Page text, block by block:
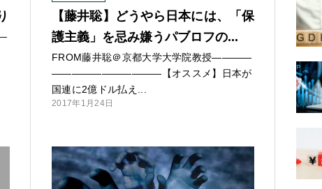
【藤井聡】どうやら日本には、「保
護主義」を忌み嫌うパブロフの...
FROM藤井聡＠京都大学大学院教授————
———————————【オススメ】日本が
国連に2億ドル払え...
2017年1月24日